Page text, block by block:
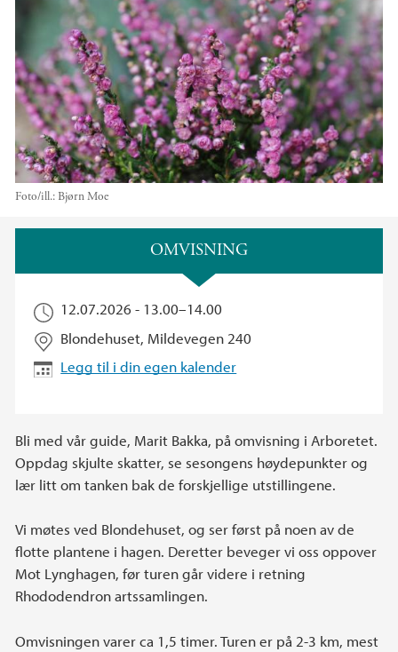
Foto/ill.: Bjørn Moe
OMVISNING
12.07.2026 - 13.00–14.00
Blondehuset, Mildevegen 240
Legg til i din egen kalender
Bli med vår guide, Marit Bakka, på omvisning i Arboretet.
Oppdag skjulte skatter, se sesongens høydepunkter og
lær litt om tanken bak de forskjellige utstillingene.
Vi møtes ved Blondehuset, og ser først på noen av de
flotte plantene i hagen. Deretter beveger vi oss oppover
Mot Lynghagen, før turen går videre i retning
Rhododendron artssamlingen.
Omvisningen varer ca 1,5 timer. Turen er på 2-3 km, mest